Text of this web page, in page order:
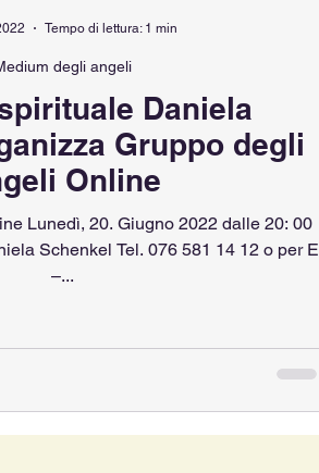
Daniela
Gruppo degli
Online
Lunedì, 20. Giugno 2022 dalle 20: 00
Schenkel Tel. 076 581 14 12 o per E
–...
degli angeli
Tempo di lettura: 1 min